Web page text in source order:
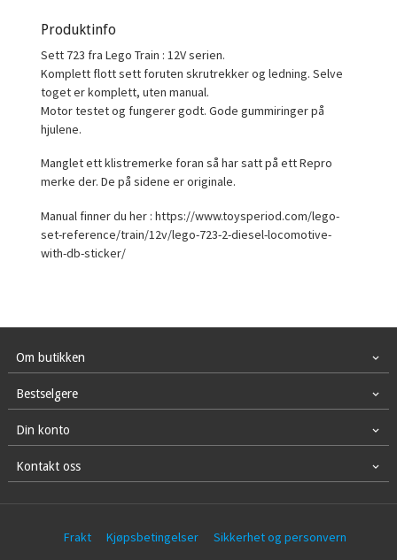
Produktinfo
Sett 723 fra Lego Train : 12V serien.
Komplett flott sett foruten skrutrekker og ledning. Selve
toget er komplett, uten manual.
Motor testet og fungerer godt. Gode gummiringer på
hjulene.
Manglet ett klistremerke foran så har satt på ett Repro
merke der. De på sidene er originale.
Manual finner du her : https://www.toysperiod.com/lego-
set-reference/train/12v/lego-723-2-diesel-locomotive-
with-db-sticker/
Om butikken
Bestselgere
Din konto
Kontakt oss
Frakt Kjøpsbetingelser Sikkerhet og personvern